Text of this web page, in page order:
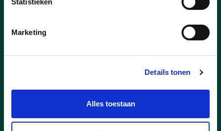
Marketing
Details tonen
Alles toestaan